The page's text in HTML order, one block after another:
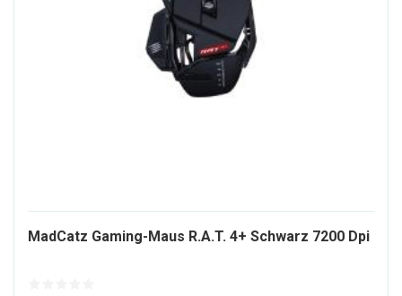
MadCatz Gaming-Maus R.A.T. 4+ Schwarz 7200 Dpi